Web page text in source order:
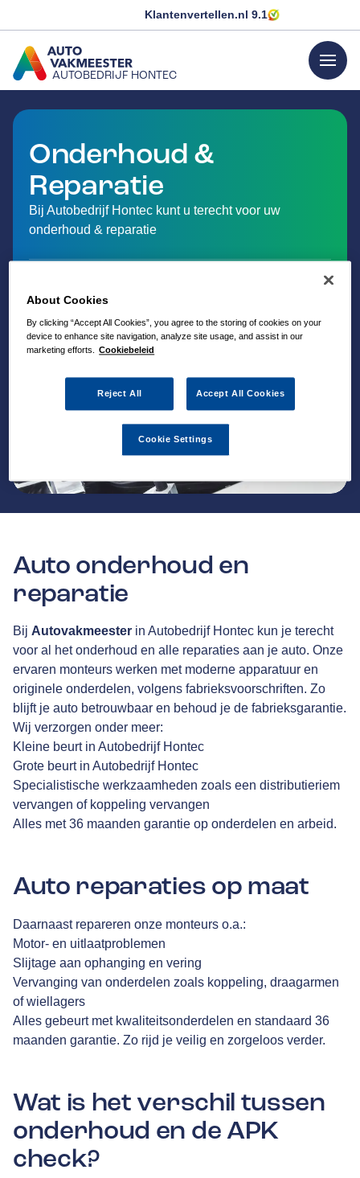
Klantenvertellen.nl 9.1
AUTOBEDRIJF HONTEC
GA NAAR DE HOMEPAGINA
menu
Onderhoud &
Reparatie
Bij Autobedrijf Hontec kunt u terecht voor uw
onderhoud & reparatie
Auto onderhoud en
reparatie
Bij Autovakmeester in Autobedrijf Hontec kun je terecht
voor al het onderhoud en alle reparaties aan je auto. Onze
ervaren monteurs werken met moderne apparatuur en
originele onderdelen, volgens fabrieksvoorschriften. Zo
blijft je auto betrouwbaar en behoud je de fabrieksgarantie.
Wij verzorgen onder meer:
Kleine beurt in Autobedrijf Hontec
Grote beurt in Autobedrijf Hontec
Specialistische werkzaamheden zoals een distributieriem
vervangen of koppeling vervangen
Alles met 36 maanden garantie op onderdelen en arbeid.
Auto reparaties op maat
Daarnaast repareren onze monteurs o.a.:
Motor- en uitlaatproblemen
Slijtage aan ophanging en vering
Vervanging van onderdelen zoals koppeling, draagarmen
of wiellagers
Alles gebeurt met kwaliteitsonderdelen en standaard 36
maanden garantie. Zo rijd je veilig en zorgeloos verder.
Wat is het verschil tussen
onderhoud en de APK
check?
About Cookies
By clicking “Accept All Cookies”, you agree to the storing of cookies on your
device to enhance site navigation, analyze site usage, and assist in our
marketing efforts. Cookiebeleid
Reject All Accept All Cookies
Cookie Settings